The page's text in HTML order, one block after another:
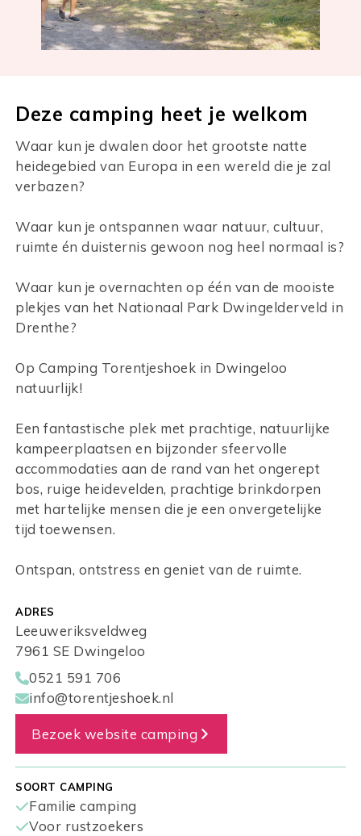
Deze camping heet je welkom
Waar kun je dwalen door het grootste natte
heidegebied van Europa in een wereld die je zal
verbazen?
Waar kun je ontspannen waar natuur, cultuur,
ruimte én duisternis gewoon nog heel normaal is?
Waar kun je overnachten op één van de mooiste
plekjes van het Nationaal Park Dwingelderveld in
Drenthe?
Op Camping Torentjeshoek in Dwingeloo
natuurlijk!
Een fantastische plek met prachtige, natuurlijke
kampeerplaatsen en bijzonder sfeervolle
accommodaties aan de rand van het ongerept
bos, ruige heidevelden, prachtige brinkdorpen
met hartelijke mensen die je een onvergetelijke
tijd toewensen.
Ontspan, ontstress en geniet van de ruimte.
ADRES
Leeuweriksveldweg
7961 SE Dwingeloo
0521 591 706
info@torentjeshoek.nl
Bezoek website camping
SOORT CAMPING
Familie camping
Voor rustzoekers